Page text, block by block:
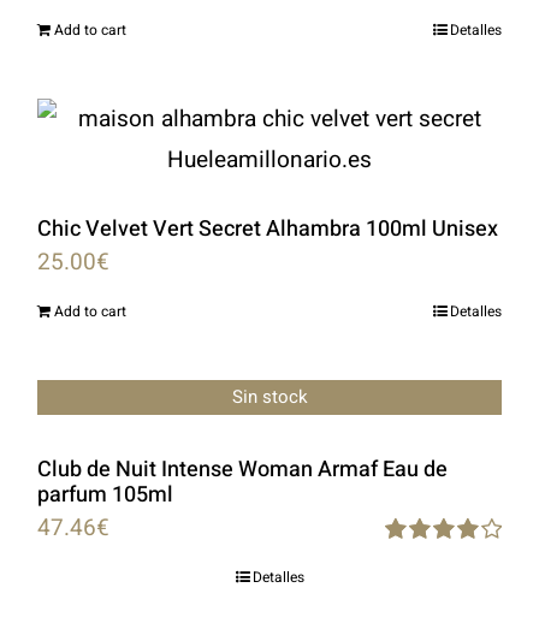
Add to cart Detalles
Chic Velvet Vert Secret Alhambra 100ml Unisex
25.00€
Add to cart Detalles
Sin stock
Club de Nuit Intense Woman Armaf Eau de
parfum 105ml
47.46€
Detalles